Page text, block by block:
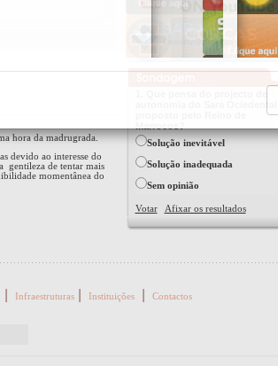
hora da madrugrada.
devido ao interesse do
gentileza de tentar mais
momentânea do
Solução inevitável
Solução inadequada
Sem opinião
Votar Afixar os resultados
Infraestruturas| Instituições| Contactos